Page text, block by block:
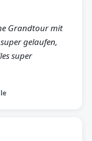
Grandtour mit
gelaufen,
super